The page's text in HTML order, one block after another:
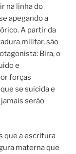
na linha do
apegando a
A partir da
militar, são
Bira, o
e
forças
se suicida e
serão
que a escritura
materna que